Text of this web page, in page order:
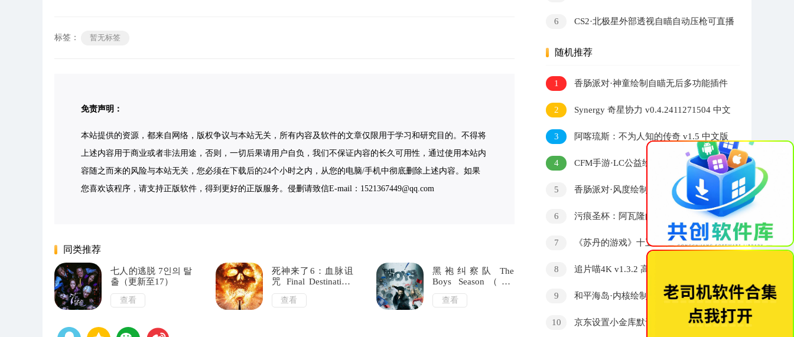
标签： 暂无标签
免责声明：
本站提供的资源，都来自网络，版权争议与本站无关，所有内容及软件的文章仅限用于学习和研究目的。不得将
上述内容用于商业或者非法用途，否则，一切后果请用户自负，我们不保证内容的长久可用性，通过使用本站内
容随之而来的风险与本站无关，您必须在下载后的24个小时之内，从您的电脑/手机中彻底删除上述内容。如果
您喜欢该程序，请支持正版软件，得到更好的正版服务。侵删请致信E-mail：1521367449@qq.com
同类推荐
七人的逃脱 7인의 탈
출（更新至17）
查看
死神来了6：血脉诅
咒 Final Destination:
Bloodlines
查看
黑袍纠察队 The
Boys Season（1-4
季）
查看
6
CS2·北极星外部透视自瞄自动压枪可直播
随机推荐
1
香肠派对·神童绘制自瞄无后多功能插件
v1.0
2
Synergy 奇星协力 v0.4.2411271504 中文
版
3
阿喀琉斯：不为人知的传奇 v1.5 中文版
4
CFM手游·LC公益绘制自瞄多功能插件
5
香肠派对·风度绘制自瞄多功能辅助免费
6
污痕圣杯：阿瓦隆的陨落 v1.20 中文版
7 《苏丹的游戏》十五项修改器 v1.0
8
追片喵4K v1.3.2 高清免费影视追剧软件
9
和平海岛·内核绘制自瞄无后聚点范围
10
京东设置小金库默认支付领5元支付券